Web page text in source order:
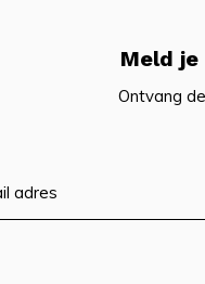
Meld je
Ontvang